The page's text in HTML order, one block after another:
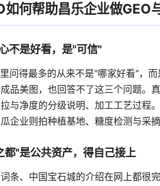
如何帮助昌乐企业做GEO
不是好看，是"可信"
问得最多的从来不是"哪家好看"，
品美图，也回答不了这三个问题。
与净度的分级说明、加工工艺过程
企业则拍种植基地、糖度检测与采
都"是公共资产，得自己接上
条、中国宝石城的介绍在网上都很